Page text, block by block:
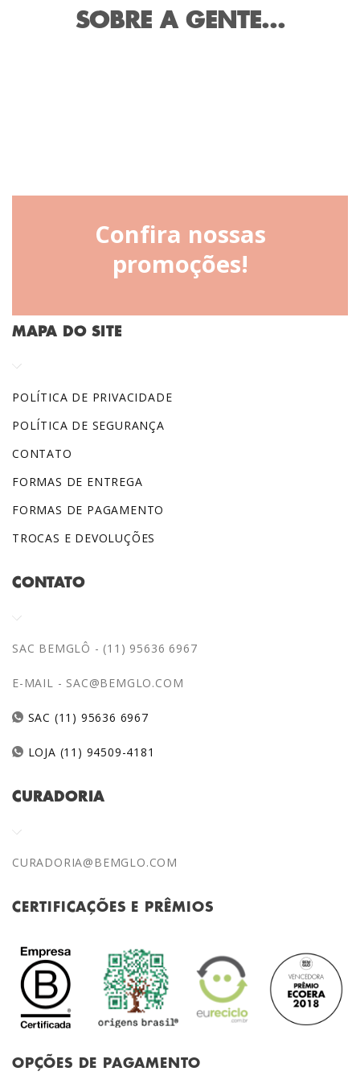
SOBRE A GENTE...
Confira nossas
promoções!
MAPA DO SITE
POLÍTICA DE PRIVACIDADE
POLÍTICA DE SEGURANÇA
CONTATO
FORMAS DE ENTREGA
FORMAS DE PAGAMENTO
TROCAS E DEVOLUÇÕES
CONTATO
SAC BEMGLÔ - (11) 95636 6967
E-MAIL - SAC@BEMGLO.COM
SAC (11) 95636 6967
LOJA (11) 94509-4181
CURADORIA
CURADORIA@BEMGLO.COM
CERTIFICAÇÕES E PRÊMIOS
OPÇÕES DE PAGAMENTO